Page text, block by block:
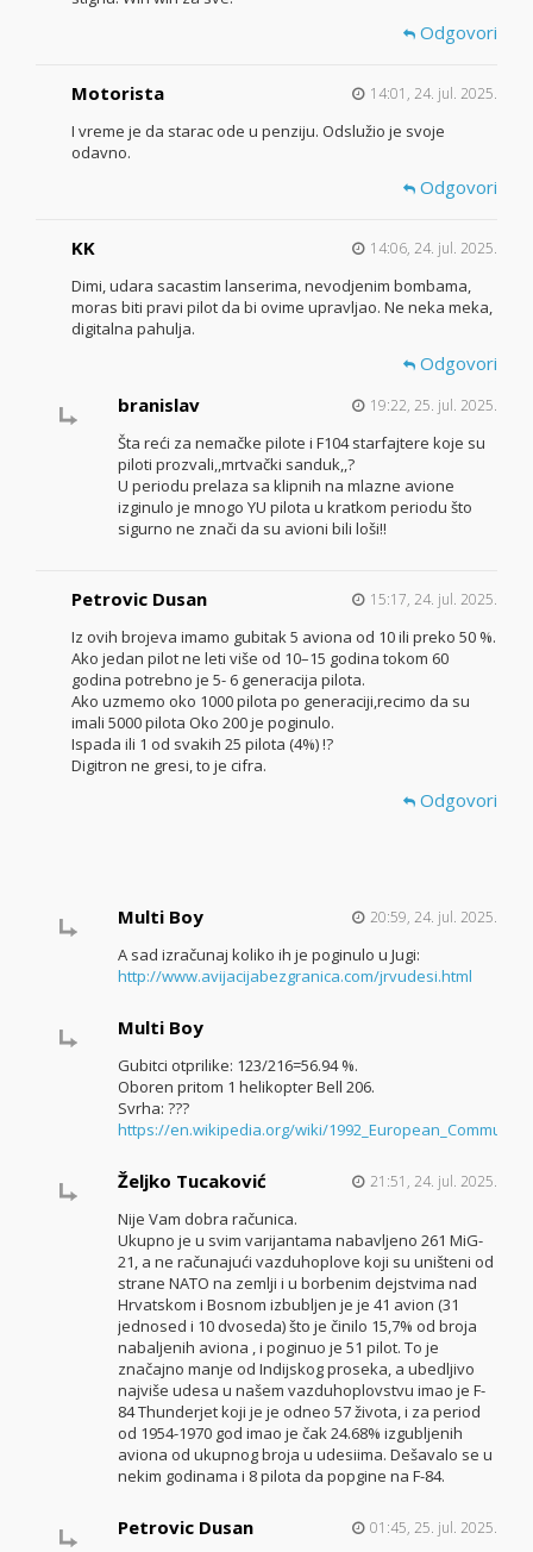
Odgovori
Motorista 14:01, 24. jul. 2025.
I vreme je da starac ode u penziju. Odslužio je svoje
odavno.
Odgovori
KK 14:06, 24. jul. 2025.
Dimi, udara sacastim lanserima, nevodjenim bombama,
moras biti pravi pilot da bi ovime upravljao. Ne neka meka,
digitalna pahulja.
Odgovori
branislav
19:22, 25. jul. 2025.
Šta reći za nemačke pilote i F104 starfajtere koje su
piloti prozvali,,mrtvački sanduk,,?
U periodu prelaza sa klipnih na mlazne avione
izginulo je mnogo YU pilota u kratkom periodu što
sigurno ne znači da su avioni bili loši!!
Petrovic Dusan 15:17, 24. jul. 2025.
Iz ovih brojeva imamo gubitak 5 aviona od 10 ili preko 50 %.
Ako jedan pilot ne leti više od 10–15 godina tokom 60
godina potrebno je 5- 6 generacija pilota.
Ako uzmemo oko 1000 pilota po generaciji,recimo da su
imali 5000 pilota Oko 200 je poginulo.
Ispada ili 1 od svakih 25 pilota (4%) !?
Digitron ne gresi, to je cifra.
Odgovori
Multi Boy 20:59, 24. jul. 2025.
A sad izračunaj koliko ih je poginulo u Jugi:
http://www.avijacijabezgranica.com/jrvudesi.html
Multi Boy
Gubitci otprilike: 123/216=56.94 %.
Oboren pritom 1 helikopter Bell 206.
Svrha: ???
https://en.wikipedia.org/wiki/
Željko Tucaković 21:51, 24. jul. 2025.
Nije Vam dobra računica.
Ukupno je u svim varijantama nabavljeno 261 MiG-
21, a ne računajući vazduhoplove koji su uništeni od
strane NATO na zemlji i u borbenim dejstvima nad
Hrvatskom i Bosnom izbubljen je je 41 avion (31
jednosed i 10 dvoseda) što je činilo 15,7% od broja
nabaljenih aviona , i poginuo je 51 pilot. To je
značajno manje od Indijskog proseka, a ubedljivo
najviše udesa u našem vazduhoplovstvu imao je F-
84 Thunderjet koji je je odneo 57 života, i za period
od 1954-1970 god imao je čak 24.68% izgubljenih
aviona od ukupnog broja u udesiima. Dešavalo se u
nekim godinama i 8 pilota da popgine na F-84.
Petrovic Dusan 01:45, 25. jul. 2025.